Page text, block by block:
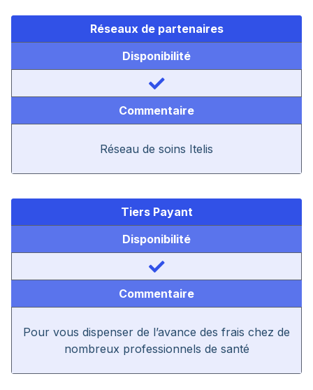
Réseaux de partenaires
Disponibilité
Commentaire
Réseau de soins Itelis
Tiers Payant
Disponibilité
Commentaire
Pour vous dispenser de l’avance des frais chez de
nombreux professionnels de santé